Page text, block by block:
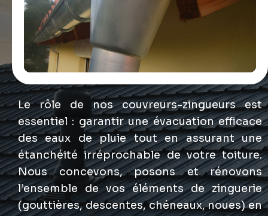
Le rôle de nos couvreurs-zingueurs est
essentiel : garantir une évacuation efficace
des eaux de pluie tout en assurant une
étanchéité irréprochable de votre toiture.
Nous concevons, posons et rénovons
l’ensemble de vos éléments de zinguerie
(gouttières, descentes, chéneaux, noues) en